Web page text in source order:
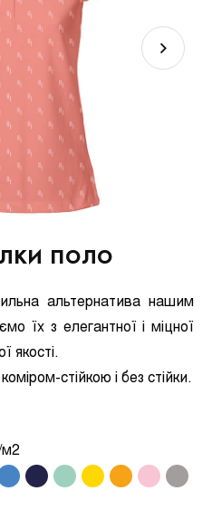
поло
альтернатива нашим
їх з елегантної і міцної
якості.
коміром-стійкою і без стійки.
м2